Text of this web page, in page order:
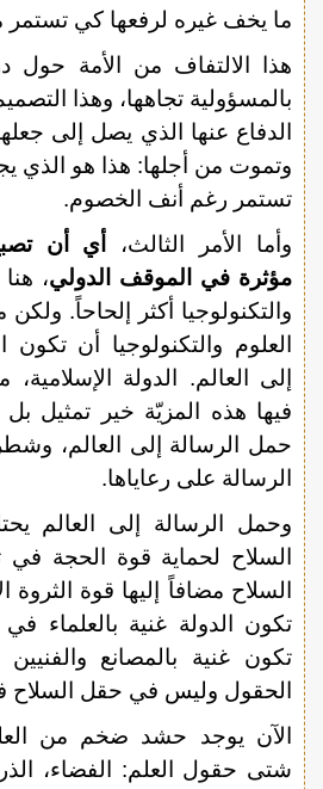
ما يخف غيره لرفعها كي تستمر
هذا الالتفاف من الأمة حول
بالمسؤولية تجاهها، وهذا
الدفاع عنها الذي يصل إلى
وتموت من أجلها: هذا هو الذي
تستمر رغم أنف الخصوم.
وأما الأمر الثالث،
أي أن
مؤثرة في الموقف الدولي،
والتكنولوجيا أكثر إلحاحاً.
العلوم والتكنولوجيا أن تكون
إلى العالم. الدولة
فيها هذه المزيّة خير تمثيل
حمل الرسالة إلى العالم،
الرسالة على رعاياها.
وحمل الرسالة إلى العالم
السلاح لحماية قوة الحجة في
السلاح مضافاً إليها قوة الثروة
تكون الدولة غنية بالعلماء
تكون غنية بالمصانع
الحقول وليس في حقل السلاح
الآن يوجد حشد ضخم من
شتى حقول العلم: الفضاء،